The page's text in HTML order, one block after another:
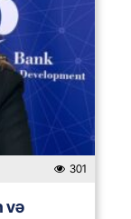
301
və